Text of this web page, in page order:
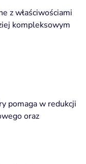
z właściwościami
kompleksowym
pomaga w redukcji
oraz